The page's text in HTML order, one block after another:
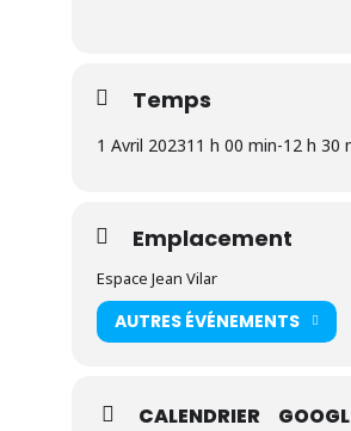
Temps
1 Avril 202311 h 00 min-12 h 30
Emplacement
Espace Jean Vilar
AUTRES ÉVÉNEMENTS
CALENDRIER